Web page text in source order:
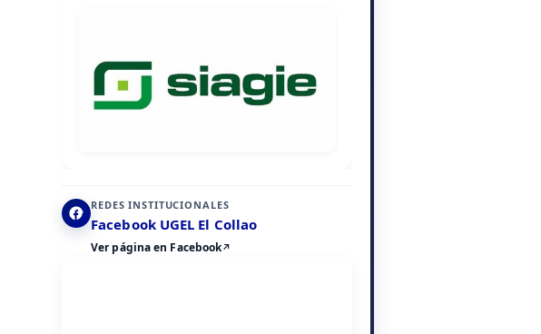
REDES INSTITUCIONALES
Facebook UGEL El Collao
Ver página en Facebook